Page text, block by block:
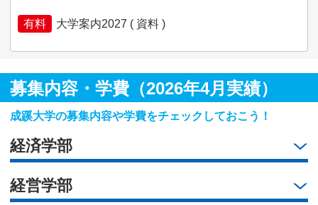
有料 大学案内2027 ( 資料 )
募集内容・学費（2026年4月実績）
成蹊大学の募集内容や学費をチェックしておこう！
経済学部
経営学部